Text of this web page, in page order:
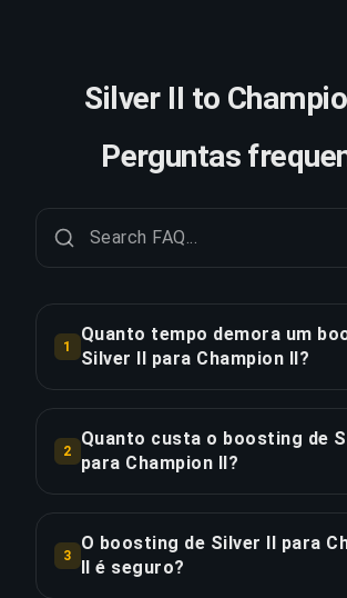
Silver II to
Perguntas
1
Quanto tempo demora um
Silver II para Champion II?
normalmente leva 2-3 dias. Com
entrega é aproximadamente 25%
2
Quanto custa o boosting de
para Champion II?
em €51.26 pela opção padrão.
custa €61.52, e o Full Package com
3
O boosting de Silver II para
II é seguro?